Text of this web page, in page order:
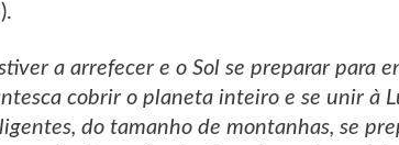
a arrefecer e o Sol se preparar para
cobrir o planeta inteiro e se unir à
do tamanho de montanhas, se